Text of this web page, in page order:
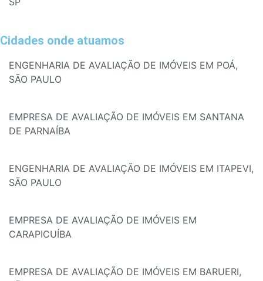
Cidades onde atuamos
ENGENHARIA DE AVALIAÇÃO DE IMÓVEIS EM POÁ,
SÃO PAULO
EMPRESA DE AVALIAÇÃO DE IMÓVEIS EM SANTANA
DE PARNAÍBA
ENGENHARIA DE AVALIAÇÃO DE IMÓVEIS EM ITAPEVI,
SÃO PAULO
EMPRESA DE AVALIAÇÃO DE IMÓVEIS EM
CARAPICUÍBA
EMPRESA DE AVALIAÇÃO DE IMÓVEIS EM BARUERI,